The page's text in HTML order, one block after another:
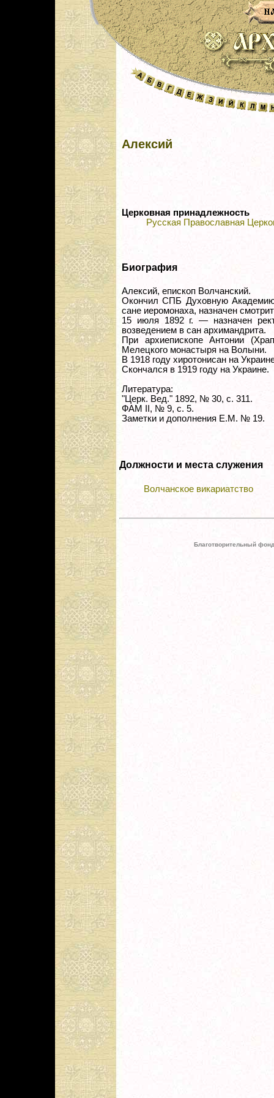
Алексий
Церковная принадлежность
Русская Православная
Биография
Алексий, епископ Волчанский.
Окончил СПБ Духовную
сане иеромонаха, назначен
15 июля 1892 г. — назначен
возведением в сан архимандрита.
При архиепископе Антонии
Мелецкого монастыря на Волыни.
В 1918 году хиротонисан на
Скончался в 1919 году на Украине.
Литература:
"Церк. Вед." 1892, № 30, с. 311.
ФАМ II, № 9, с. 5.
Заметки и дополнения Е.М. № 19.
Должности и места служения
Волчанское викариатство
Благотворительный